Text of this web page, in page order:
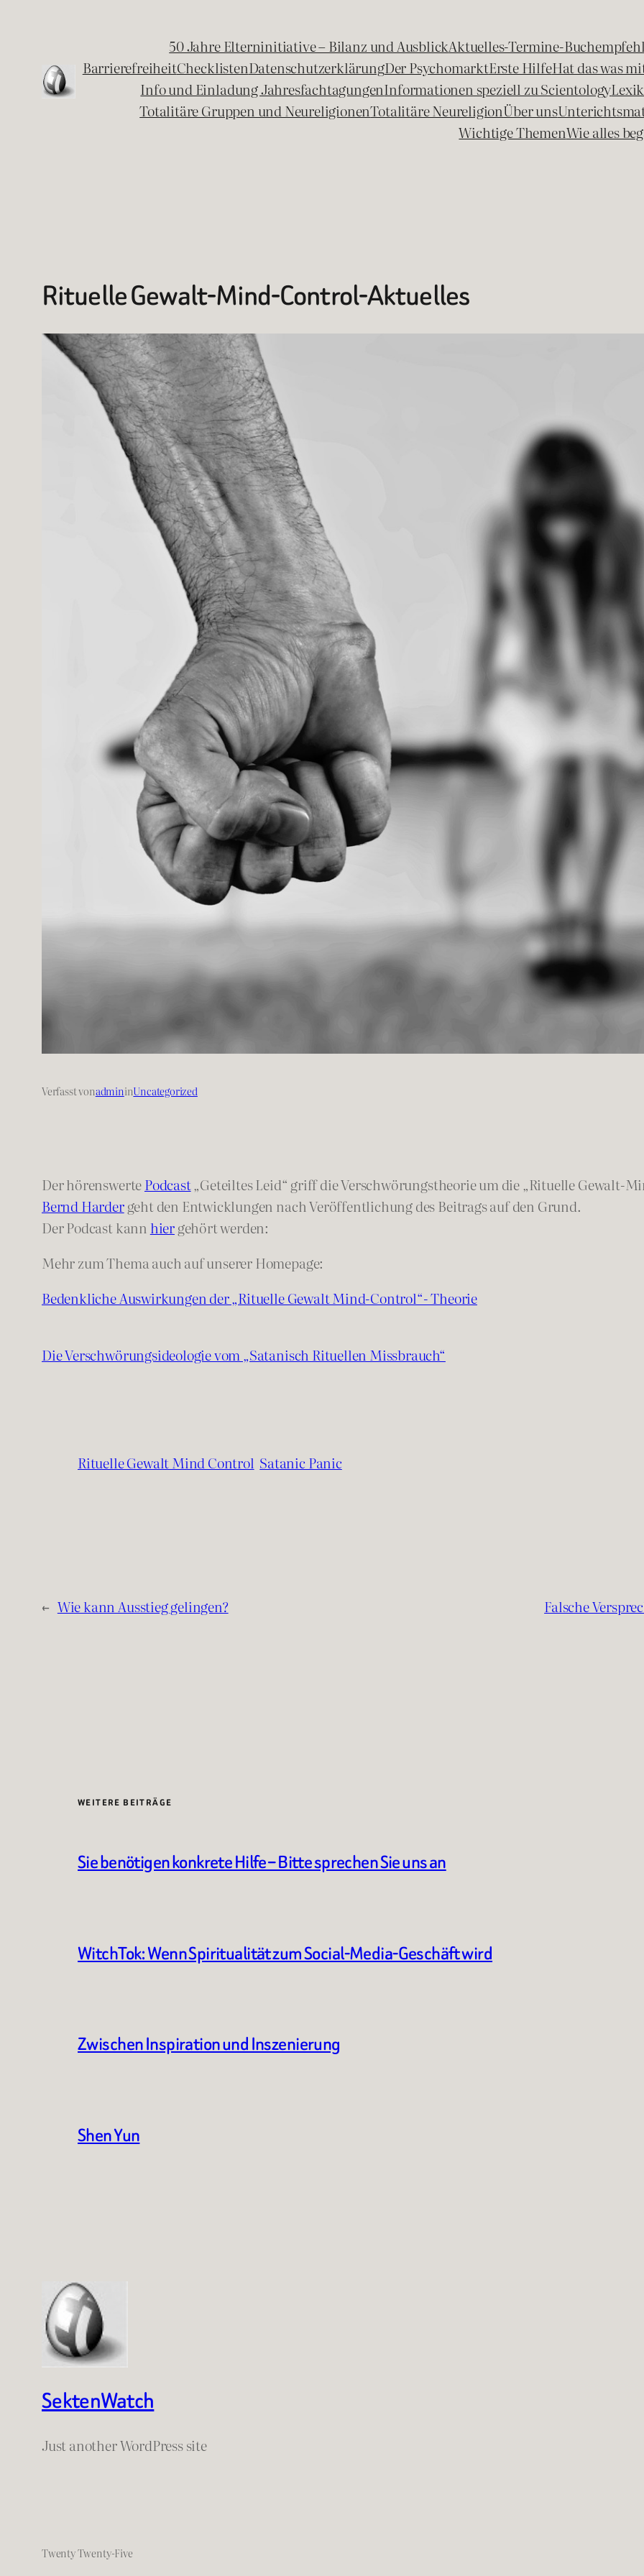
50 Jahre Elterninitiative – Bilanz und AusblickAktuelles-Termine-
BarrierefreiheitChecklistenDatenschutzerklärungDer PsychomarktErste HilfeHat das was
Info und Einladung JahresfachtagungenInformationen speziell zu Scientology
Totalitäre Gruppen und NeureligionenTotalitäre NeureligionÜber uns
Wichtige ThemenWie alles
Rituelle Gewalt-Mind-Control-Aktuelles
Verfasst vonadmininUncategorized
Der hörenswertePodcast„Geteiltes Leid“ griff die Verschwörungstheorie um die „Rituelle Gewalt-
Bernd Hardergeht den Entwicklungen nach Veröffentlichung des Beitrags auf den Grund.
Der Podcast kann hiergehört werden:
Mehr zum Thema auch auf unserer Homepage:
Bedenkliche Auswirkungen der „Rituelle Gewalt Mind-Control“- Theorie
Die Verschwörungsideologie vom „Satanisch Rituellen Missbrauch“
Rituelle Gewalt Mind Control Satanic Panic
← Wie kann Ausstieg gelingen? Falsche
WEITERE BEITRÄGE
Sie benötigen konkrete Hilfe – Bitte sprechen Sie uns an
WitchTok: Wenn Spiritualität zum Social-Media-Geschäft wird
Zwischen Inspiration und Inszenierung
Shen Yun
SektenWatch
Just another WordPress site
Twenty Twenty-Five